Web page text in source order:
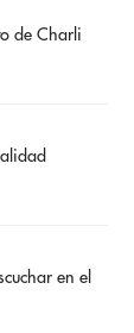
de Charli
en el